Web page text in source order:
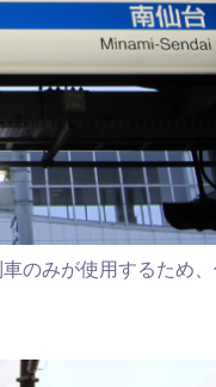
のみが使用するため